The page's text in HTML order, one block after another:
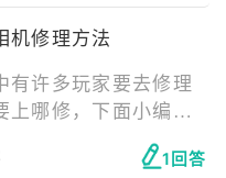
机修理方法
有许多玩家要去修理
上哪修，下面小编给
机的修理方法，想
吧。车库去那个工作
1回答